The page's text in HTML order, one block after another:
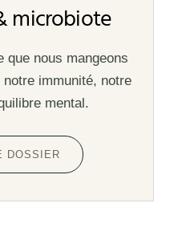
microbiote
que nous mangeons
immunité, notre
mental.
DOSSIER